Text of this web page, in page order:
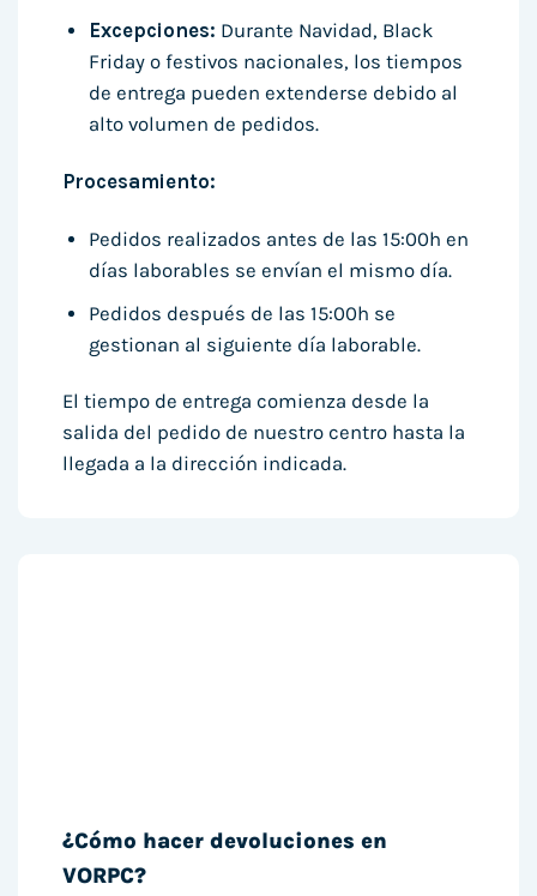
Excepciones: Durante Navidad, Black
Friday o festivos nacionales, los tiempos
de entrega pueden extenderse debido al
alto volumen de pedidos.
Procesamiento:
Pedidos realizados antes de las 15:00h en
días laborables se envían el mismo día.
Pedidos después de las 15:00h se
gestionan al siguiente día laborable.
El tiempo de entrega comienza desde la
salida del pedido de nuestro centro hasta la
llegada a la dirección indicada.
¿Cómo hacer devoluciones en
VORPC?